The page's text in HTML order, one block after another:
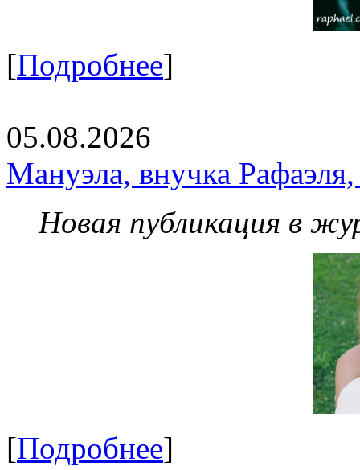
[Подробнее]
05.08.2026
Мануэла, внучка
Новая публикация в
[Подробнее]